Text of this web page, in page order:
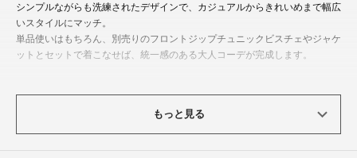
シンプルながらも洗練されたデザインで、カジュアルからきれいめまで幅広
いスタイルにマッチ。
単品使いはもちろん、別売りのフロントジップチュニックビスチェやジャケ
ットとセットで着こなせば、統一感のある大人コーデが完成します。
おすすめコーディネートアイテム
・トップス
もっと見る